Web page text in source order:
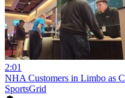
2:01
NHA Customers in Limbo as
SportsGrid